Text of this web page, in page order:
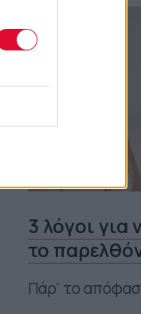
3 λόγοι για
το
Πάρ' το